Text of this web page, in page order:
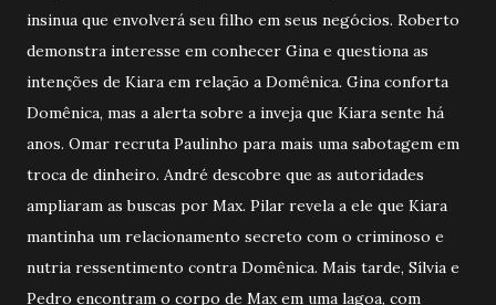
insinua que envolverá seu filho em seus negócios. Roberto
demonstra interesse em conhecer Gina e questiona as
intenções de Kiara em relação a Domênica. Gina conforta
Domênica, mas a alerta sobre a inveja que Kiara sente há
anos. Omar recruta Paulinho para mais uma sabotagem em
troca de dinheiro. André descobre que as autoridades
ampliaram as buscas por Max. Pilar revela a ele que Kiara
mantinha um relacionamento secreto com o criminoso e
nutria ressentimento contra Domênica. Mais tarde, Sílvia e
Pedro encontram o corpo de Max em uma lagoa, com